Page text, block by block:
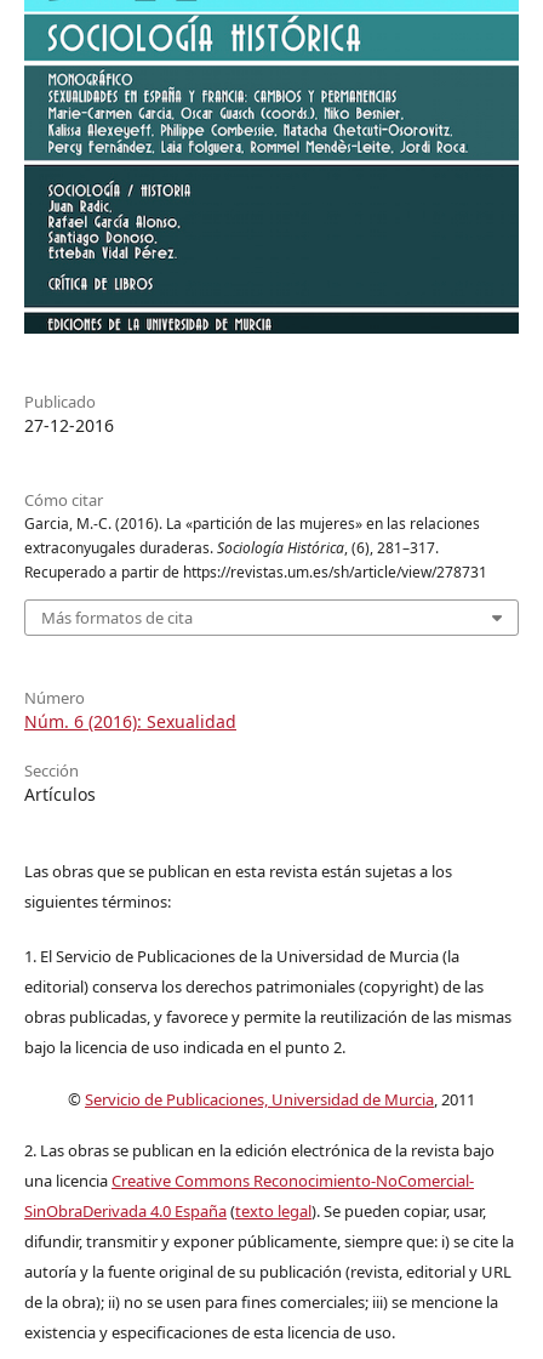
Publicado
27-12-2016
Cómo citar
Garcia, M.-C. (2016). La «partición de las mujeres» en las relaciones
extraconyugales duraderas.Sociología Histórica, (6), 281–317.
Recuperado a partir de https://revistas.um.es/sh/article/view/278731
Más formatos de cita
Número
Núm. 6 (2016): Sexualidad
Sección
Artículos
Las obras que se publican en esta revista están sujetas a los
siguientes términos:
1. El Servicio de Publicaciones de la Universidad de Murcia (la
editorial) conserva los derechos patrimoniales (copyright) de las
obras publicadas, y favorece y permite la reutilización de las mismas
bajo la licencia de uso indicada en el punto 2.
©Servicio de Publicaciones, Universidad de Murcia, 2011
2. Las obras se publican en la edición electrónica de la revista bajo
una licenciaCreative Commons Reconocimiento-NoComercial-
SinObraDerivada 4.0 España(texto legal). Se pueden copiar, usar,
difundir, transmitir y exponer públicamente, siempre que: i) se cite la
autoría y la fuente original de su publicación (revista, editorial y URL
de la obra); ii) no se usen para fines comerciales; iii) se mencione la
existencia y especificaciones de esta licencia de uso.